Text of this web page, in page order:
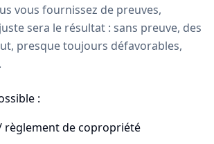
vous fournissez de preuves,
sera le résultat : sans preuve, des
presque toujours défavorables,
:
règlement de copropriété